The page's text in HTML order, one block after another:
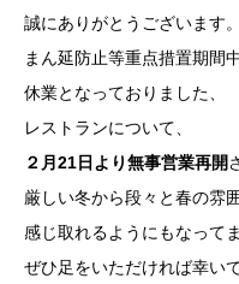
誠にありがとうございます。
まん延防止等重点措置期間
休業となっておりました、
レストランについて、
２月21日より無事営業再開
厳しい冬から段々と春の雰
感じ取れるようにもなって
ぜひ足をいただければ幸いで